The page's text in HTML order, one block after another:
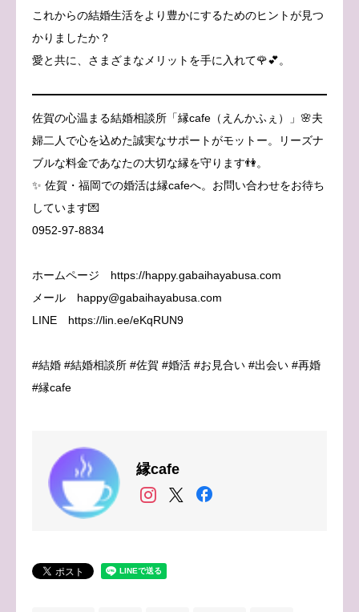
これからの結婚生活をより豊かにするためのヒントが見つ
かりましたか？
愛と共に、さまざまなメリットを手に入れて🌹💕。
佐賀の心温まる結婚相談所「縁cafe（えんかふぇ）」🌸夫
婦二人で心を込めた誠実なサポートがモットー。リーズナ
ブルな料金であなたの大切な縁を守ります👫。
✨ 佐賀・福岡での婚活は縁cafeへ。お問い合わせをお待ち
しています💌
0952-97-8834
ホームページ https://happy.gabaihayabusa.com
メール happy@gabaihayabusa.com
LINE https://lin.ee/eKqRUN9
#結婚 #結婚相談所 #佐賀 #婚活 #お見合い #出会い #再婚
#縁cafe
縁cafe